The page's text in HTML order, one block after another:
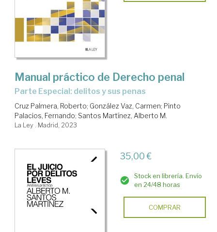
Manual práctico de Derecho penal
Parte Especial: delitos y sus penas
Cruz Palmera, Roberto; González Vaz, Carmen; Pinto
Palacios, Fernando; Santos Martínez, Alberto M.
La Ley . Madrid, 2023
35,00 €
Stock en librería. Envío
en 24/48 horas
COMPRAR